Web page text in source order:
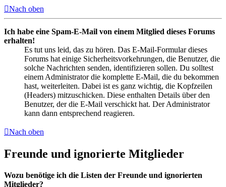
Nach oben
Ich habe eine Spam-E-Mail von einem Mitglied dieses Forums
erhalten!
Es tut uns leid, das zu hören. Das E-Mail-Formular dieses
Forums hat einige Sicherheitsvorkehrungen, die Benutzer, die
solche Nachrichten senden, identifizieren sollen. Du solltest
einem Administrator die komplette E-Mail, die du bekommen
hast, weiterleiten. Dabei ist es ganz wichtig, die Kopfzeilen
(Headers) mitzuschicken. Diese enthalten Details über den
Benutzer, der die E-Mail verschickt hat. Der Administrator
kann dann entsprechend reagieren.
Nach oben
Freunde und ignorierte Mitglieder
Wozu benötige ich die Listen der Freunde und ignorierten
Mitglieder?